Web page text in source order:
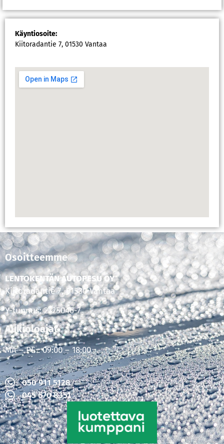
Käyntiosoite:
Kiitoradantie 7, 01530 Vantaa
Osoitteemme
LENTOKENTÄN AUTOPESU OY
Kiitoradantie 7, 01530 Vantaa
Y-tunnus: 2325046-7
Aukioloajat
MA – PE : 09:00 – 18:00
050 911 5128
045 670 8351